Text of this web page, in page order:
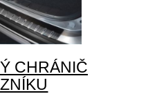
CHRÁNIČ